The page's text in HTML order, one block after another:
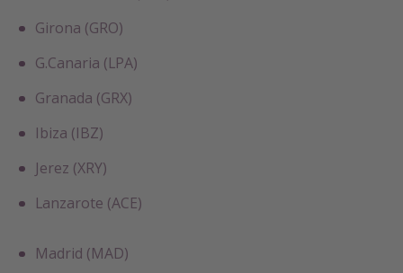
Girona (GRO)
G.Canaria (LPA)
Granada (GRX)
Ibiza (IBZ)
Jerez (XRY)
Lanzarote (ACE)
Madrid (MAD)